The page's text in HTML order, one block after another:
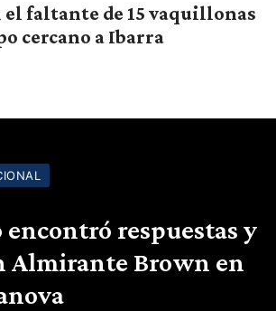
faltante de 15 vaquillonas
cercano a Ibarra
respuestas y
Almirante Brown en